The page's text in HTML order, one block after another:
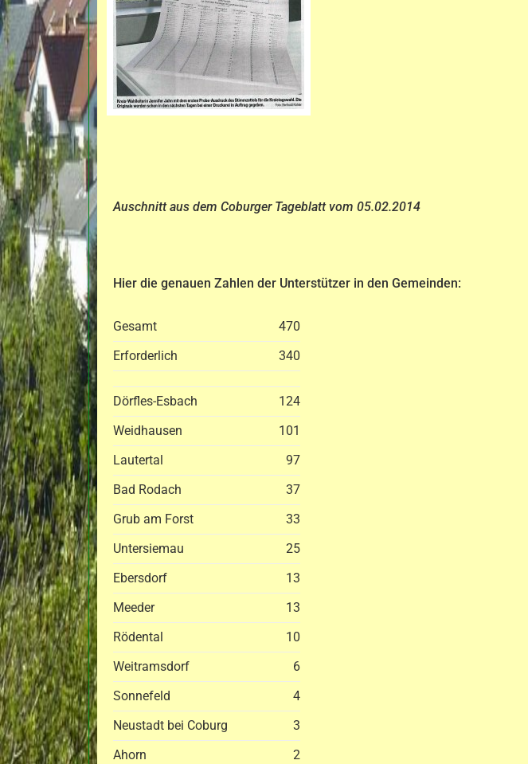
Auschnitt aus dem Coburger Tageblatt vom 05.02.2014
Hier die genauen Zahlen der Unterstützer in den Gemeinden:
Gesamt
470
Erforderlich
340
Dörfles-Esbach
124
Weidhausen
101
Lautertal
97
Bad Rodach
37
Grub am Forst
33
Untersiemau
25
Ebersdorf
13
Meeder
13
Rödental
10
Weitramsdorf
6
Sonnefeld
4
Neustadt bei Coburg
3
Ahorn
2